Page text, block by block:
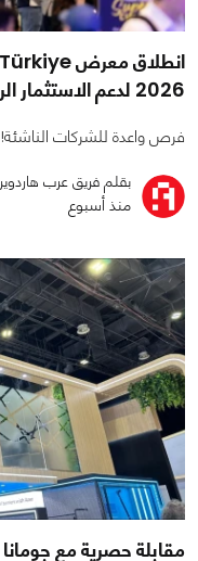
2026 لدعم الاستثمار الرقمي
فرص واعدة للشركات الناشئة!
بقلم فريق عرب هاردوير
منذ أسبوع